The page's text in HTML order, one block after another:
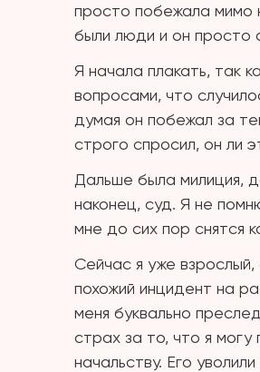
просто побежала мимо
были люди и он просто
Я начала плакать, так
вопросами, что
думая он побежал за
строго спросил, он ли
Дальше была милиция,
наконец, суд. Я не
мне до сих пор снятся
Сейчас я уже
похожий инцидент на
меня буквально
страх за то, что я
начальству. Его